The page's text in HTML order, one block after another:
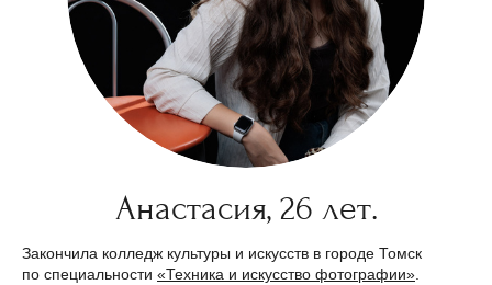
Анастасия, 26 лет.
Закончила колледж культуры и искусств в городе Томск
по специальности «Техника и искусство фотографии».